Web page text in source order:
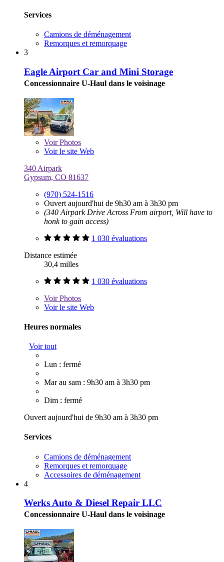
Services
Camions de déménagement
Remorques et remorquage
3
Eagle Airport Car and Mini Storage
Concessionnaire U-Haul dans le voisinage
VoirPhotos
Voir le site Web
340 Airpark
Gypsum, CO 81637
(970) 524-1516
Ouvert aujourd'hui de 9h30 am à 3h30 pm
(340 Airpark Drive Across From airport, Will have to
honk to gain access)
1 030 évaluations
Distance estimée
30,4 milles
1 030 évaluations
VoirPhotos
Voir le site Web
Heures normales
Voir tout
Lun : fermé
Mar au sam : 9h30 am à 3h30 pm
Dim : fermé
Ouvert aujourd'hui de 9h30 am à 3h30 pm
Services
Camions de déménagement
Remorques et remorquage
Accessoires de déménagement
4
Werks Auto & Diesel Repair LLC
Concessionnaire U-Haul dans le voisinage